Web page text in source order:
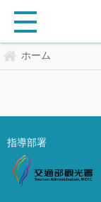
ホーム
指導部署